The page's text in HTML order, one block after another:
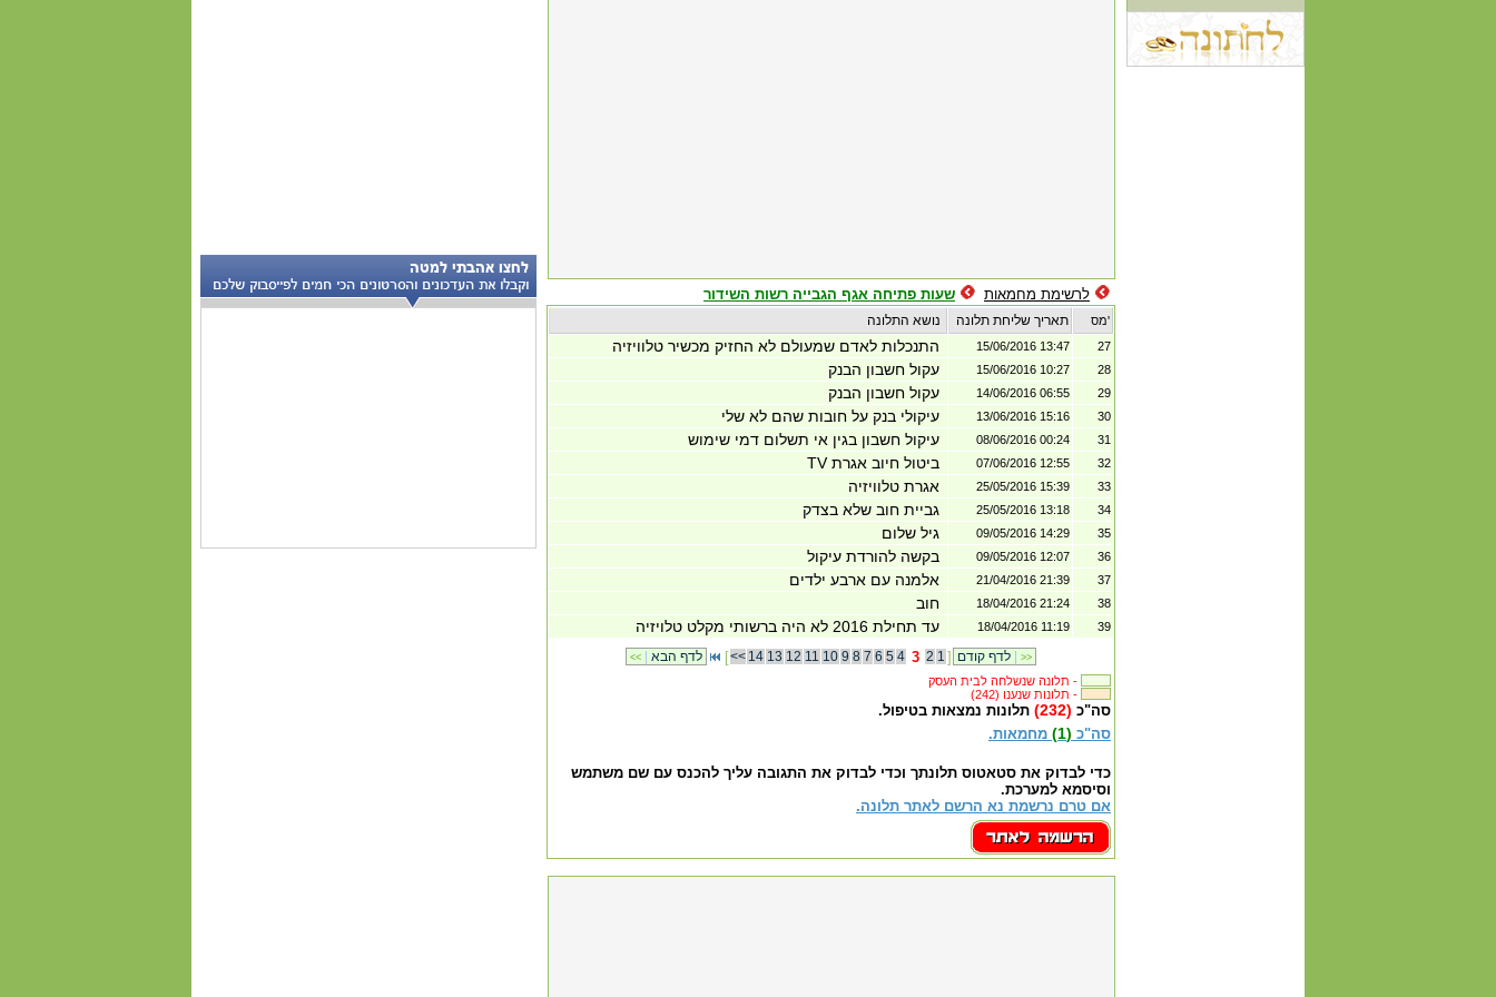
שעות פתיחה אגף הגבייה רשות השידור לרשימת מחמאות
תאריך שליחת תלונה מס'
התנכלות לאדם שמעולם לא החזיק מכשיר טלוויזיה 15/06/2016 13:47 27
עקול חשבון הבנק 15/06/2016 10:27 28
עקול חשבון הבנק 14/06/2016 06:55 29
עיקולי בנק על חובות שהם לא שלי 13/06/2016 15:16 30
עיקול חשבון בגין אי תשלום דמי שימוש 08/06/2016 00:24 31
ביטול חיוב אגרת TV 07/06/2016 12:55 32
אגרת טלוויזיה 25/05/2016 15:39 33
גביית חוב שלא בצדק 25/05/2016 13:18 34
גיל שלום 09/05/2016 14:29 35
בקשה להורדת עיקול 09/05/2016 12:07 36
אלמנה עם ארבע ילדים 21/04/2016 21:39 37
חוב 18/04/2016 21:24 38
עד תחילת 2016 לא היה ברשותי מקלט טלויזיה 18/04/2016 11:19 39
<< [<< 14 13 12 11 10 9 8 7 6 5 4 3 2 1 ] >>
תלונה שנשלחה לבית העסק -
(242) תלונות שנענו -
סה"כ (232)
תלונות נמצאות בטיפול.
סה"כ (1) מחמאות.
כדי לבדוק את סטאטוס תלונתך וכדי לבדוק את התגובה עליך להכנס עם שם משתמש
וסיסמא למערכת.
אם טרם נרשמת נא הרשם לאתר תלונה.